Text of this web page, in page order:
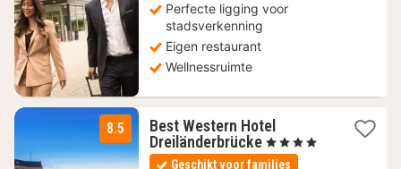
€
Perfecte ligging voor
stadsverkenning
Eigen restaurant
Wellnessruimte
8.5
Best Western Hotel
Dreiländerbrücke 1
nacht
, 4 Sterren
Geschikt voor families